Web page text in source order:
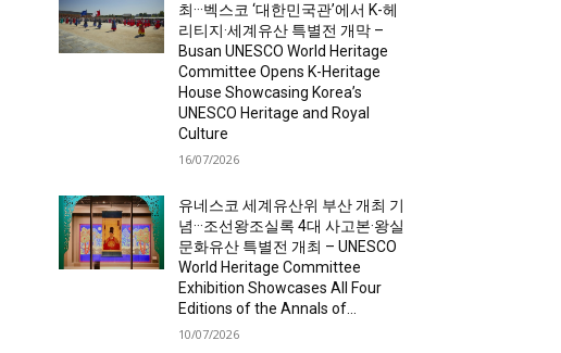
최···벡스코 ‘대한민국관’에서 K-헤
리티지·세계유산 특별전 개막 –
Busan UNESCO World Heritage
Committee Opens K-Heritage
House Showcasing Korea’s
UNESCO Heritage and Royal
Culture
16/07/2026
유네스코 세계유산위 부산 개최 기
념···조선왕조실록 4대 사고본·왕실
문화유산 특별전 개최 – UNESCO
World Heritage Committee
Exhibition Showcases All Four
Editions of the Annals of...
10/07/2026